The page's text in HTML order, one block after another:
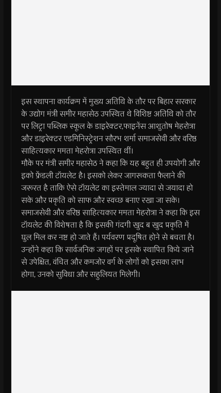
इस स्थापना कार्यक्रम में मुख्य अतिथि के तौर पर बिहार सरकार
के उद्योग मंत्री समीर महासेठ उपस्थित थे विशिष्ट अतिथि को तौर
पर लिट्रा पब्लिक स्कूल के डाइरेक्टर,फाइनेंस आशुतोष मेहरोत्रा
और डाइरेक्टर एडमिनिस्ट्रेशन सौरभ शर्मा समाजसेवी और वरिष्ठ
साहित्यकार ममता मेहरोत्रा उपस्थित थीं।
मौके पर मंत्री समीर महासेठ ने कहा कि यह बहुत ही उपयोगी और
इको फ्रेंडली टॉयलेट है। इसको लेकर जागरूकता फैलाने की
जरूरत है ताकि ऐसे टॉयलेट का इस्तेमाल ज्यादा से जयादा हो
सके और प्रकृति को साफ और स्वच्छ बनाए रखा जा सके।
समाजसेवी और वरिष्ठ साहित्यकार ममता मेहरोत्रा ने कहा कि इस
टॉयलेट की विशेषता है कि इसकी गंदगी खुद ब खुद प्रकृति में
घुल मिल कर नष्ट हो जाते हैं। पर्यवरण प्रदूषित होने से बचता है।
उन्होंने कहा कि सार्वजनिक जगहों पर इसके स्थापित किये जाने
से उपेक्षित, वंचित और कमजोर वर्ग के लोगों को इसका लाभ
होगा, उनको सुविधा और सहुलियत मिलेगी।